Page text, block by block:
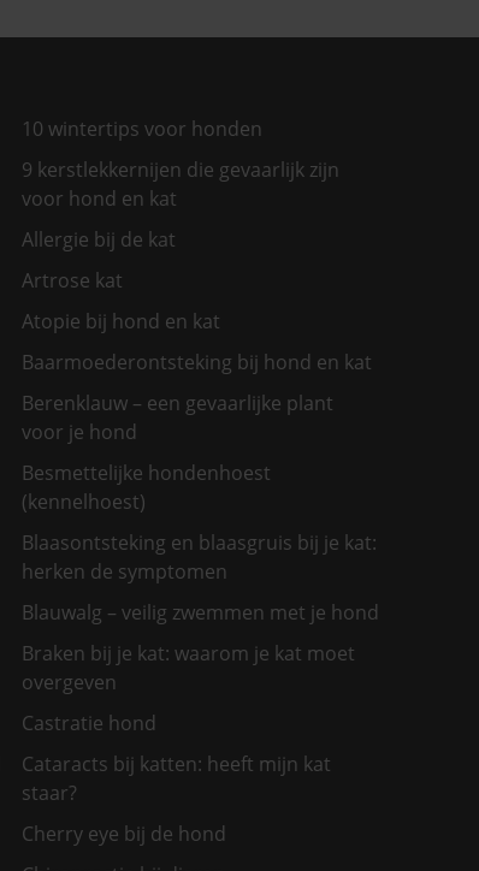
10 wintertips voor honden
9 kerstlekkernijen die gevaarlijk zijn
voor hond en kat
Allergie bij de kat
Artrose kat
Atopie bij hond en kat
Baarmoederontsteking bij hond en kat
Berenklauw – een gevaarlijke plant
voor je hond
Besmettelijke hondenhoest
(kennelhoest)
Blaasontsteking en blaasgruis bij je kat:
herken de symptomen
Blauwalg – veilig zwemmen met je hond
Braken bij je kat: waarom je kat moet
overgeven
Castratie hond
Cataracts bij katten: heeft mijn kat
staar?
Cherry eye bij de hond